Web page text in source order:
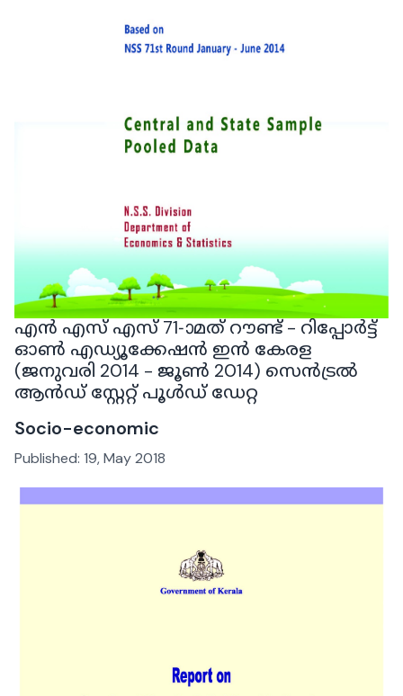
എൻ എസ് എസ് 71-ാമത് റൗണ്ട് - റിപ്പോർട്ട്
ഓൺ എഡ്യൂക്കേഷൻ ഇൻ കേരള
(ജനുവരി 2014 - ജൂൺ 2014) സെൻട്രൽ
ആൻഡ് സ്റ്റേറ്റ് പൂൾഡ് ഡേറ്റ
Socio-economic
Published: 19, May 2018